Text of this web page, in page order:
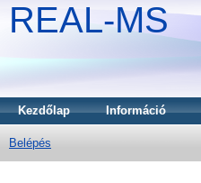
REAL-MS
Kezdőlap Információ
Belépés